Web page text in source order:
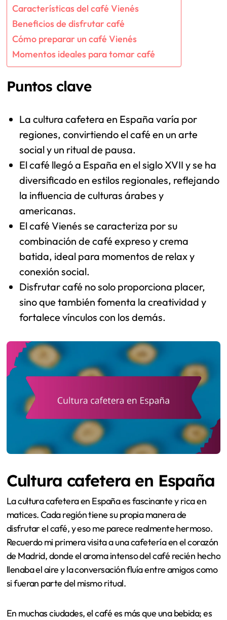
Características del café Vienés
Beneficios de disfrutar café
Cómo preparar un café Vienés
Momentos ideales para tomar café
Puntos clave
La cultura cafetera en España varía por
regiones, convirtiendo el café en un arte
social y un ritual de pausa.
El café llegó a España en el siglo XVII y se ha
diversificado en estilos regionales, reflejando
la influencia de culturas árabes y
americanas.
El café Vienés se caracteriza por su
combinación de café expreso y crema
batida, ideal para momentos de relax y
conexión social.
Disfrutar café no solo proporciona placer,
sino que también fomenta la creatividad y
fortalece vínculos con los demás.
Cultura cafetera en España
La cultura cafetera en España es fascinante y rica en
matices. Cada región tiene su propia manera de
disfrutar el café, y eso me parece realmente hermoso.
Recuerdo mi primera visita a una cafetería en el corazón
de Madrid, donde el aroma intenso del café recién hecho
llenaba el aire y la conversación fluía entre amigos como
si fueran parte del mismo ritual.
En muchas ciudades, el café es más que una bebida; es